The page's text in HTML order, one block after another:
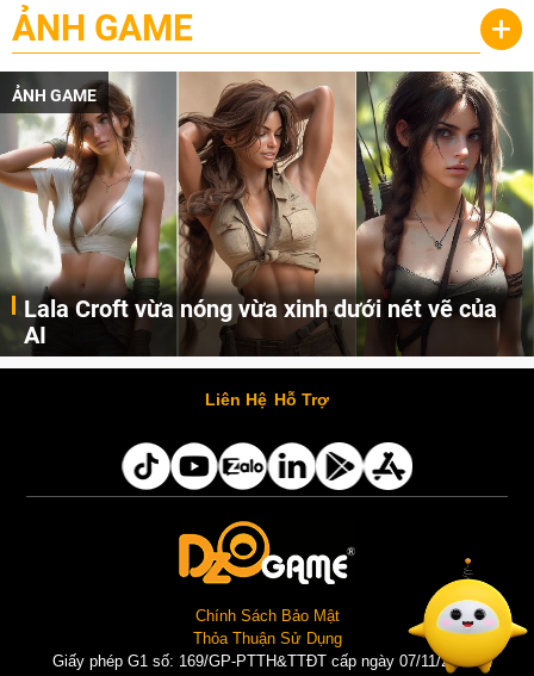
ẢNH GAME +
ẢNH GAME
Lala Croft vừa nóng vừa xinh dưới nét vẽ của
AI
Cùng đến với những hình ảnh Lala Croft của Tomb Raider dưới nét vẽ của AI. Một cô nàng xinh đẹp, nóng bỏng nhưng cũng rắn rỏi và mạnh mẽ.
Liên Hệ Hỗ Trợ
Chính Sách Bảo Mật
Thỏa Thuận Sử Dụng
Giấy phép G1 số: 169/GP-PTTH&TTĐT cấp ngày 07/11/2025 |